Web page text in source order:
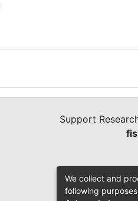
Support
We collect and
following